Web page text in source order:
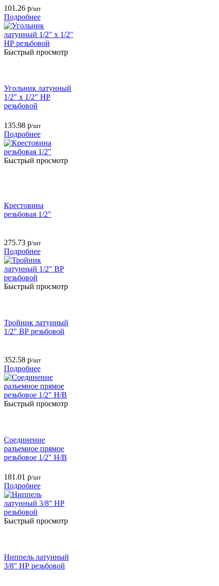
101.26 р/шт
Подробнее
Быстрый просмотр
Угольник латунный
1/2" х 1/2" НР
резьбовой
135.98 р/шт
Подробнее
Быстрый просмотр
Крестовина
резьбовая 1/2"
275.73 р/шт
Подробнее
Быстрый просмотр
Тройник латунный
1/2" ВР резьбовой
352.58 р/шт
Подробнее
Быстрый просмотр
Соединение
разъемное прямое
резьбовое 1/2" Н/В
181.01 р/шт
Подробнее
Быстрый просмотр
Ниппель латунный
3/8" НР резьбовой